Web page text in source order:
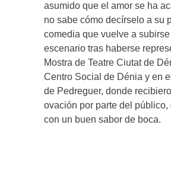
asumido que el amor se ha
no sabe cómo decírselo a su
comedia que vuelve a subirse
escenario tras haberse
Mostra de Teatre Ciutat de
Centro Social de Dénia y en
de Pedreguer, donde
ovación por parte del público,
con un buen sabor de boca.